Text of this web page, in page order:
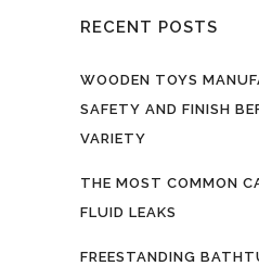
RECENT POSTS
WOODEN TOYS
SAFETY AND FINISH
VARIETY
THE MOST COMMON
FLUID LEAKS
FREESTANDING